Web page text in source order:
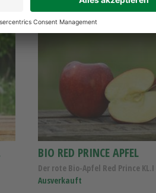
BIO RED PRINCE APFEL
Der rote Bio-Apfel Red Prince KL.I
Ausverkauft